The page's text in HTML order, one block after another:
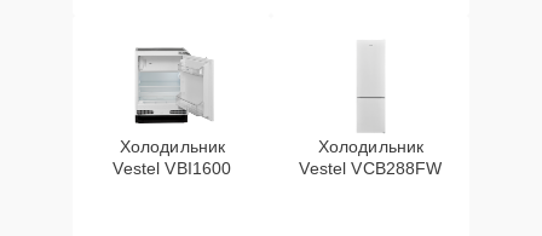
Холодильник
Vestel VBI1600
Холодильник
Vestel VCB288FW